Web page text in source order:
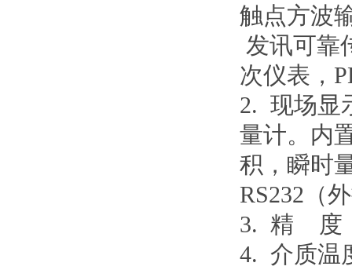
触点方波
发讯可靠
次仪表，
2. 现场显
量计。内
积，瞬时
RS232（
3. 精 度
4. 介质温